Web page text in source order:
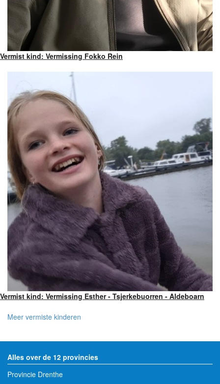
Vermist kind: Vermissing Fokko Rein
Vermist kind: Vermissing Esther - Tsjerkebuorren - Aldeboarn
Meer vermiste kinderen
Alles over de 12 provincies
Provincie Drenthe